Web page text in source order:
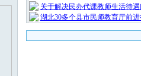
关于解决民办代课教师生活待
湖北30多个县市民师教育厅前